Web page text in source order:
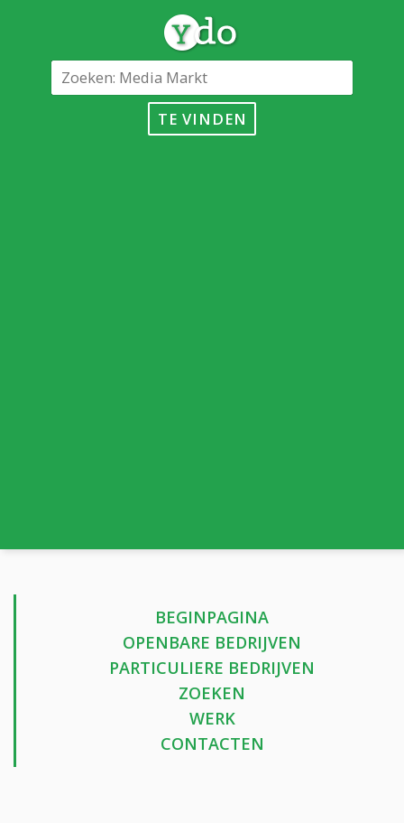
TE VINDEN
BEGINPAGINA
OPENBARE BEDRIJVEN
PARTICULIERE BEDRIJVEN
ZOEKEN
WERK
CONTACTEN